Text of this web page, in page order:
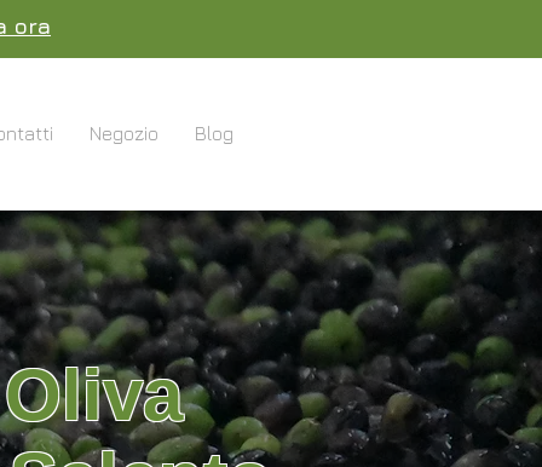
ora
Negozio Blog